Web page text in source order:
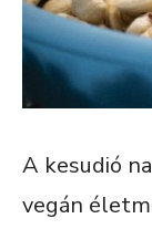
A kesudió
vegán